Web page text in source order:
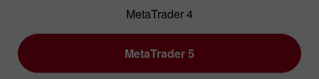
MetaTrader 4
MetaTrader 5